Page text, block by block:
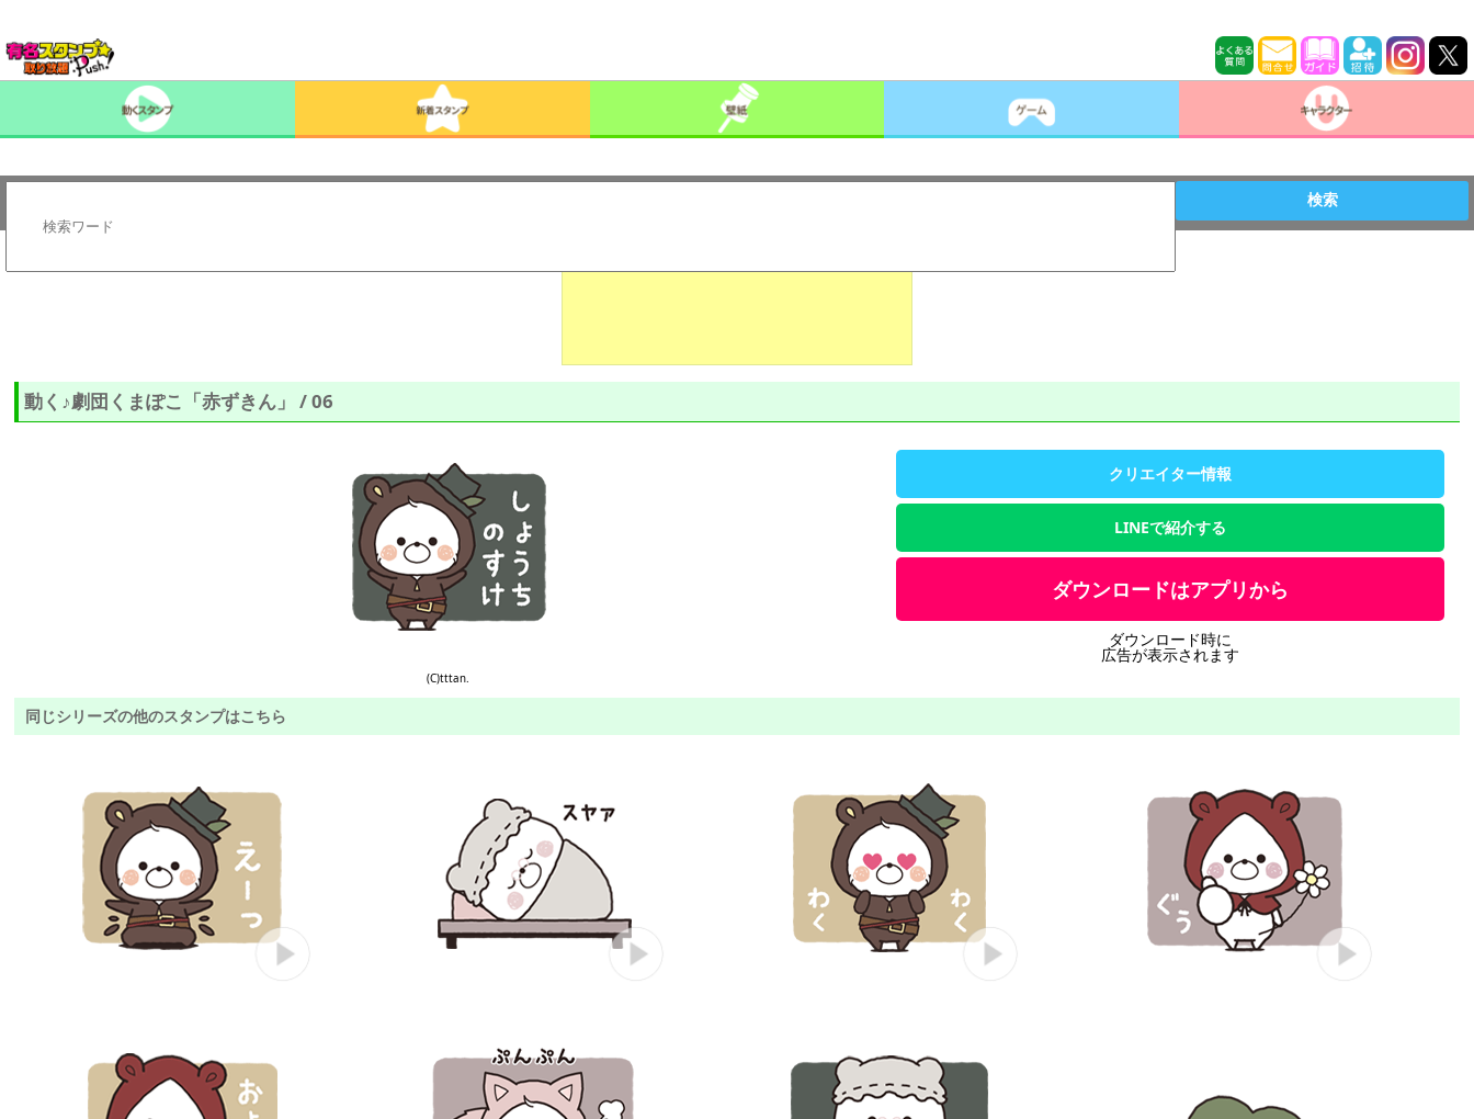
検索
動く♪劇団くまぽこ「赤ずきん」 / 06
(C)tttan.
クリエイター情報
LINEで紹介する
ダウンロードはアプリから
ダウンロード時に
広告が表示されます
同じシリーズの他のスタンプはこちら